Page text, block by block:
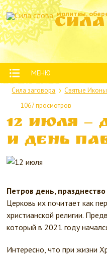
молитвы,
МЕНЮ
Сила заговора
Святые
1067 просмотров
12 июля —
и День
Петров день,
Церковь их почитает как
христианской религии.
который в 2021 году
Интересно, что при жизни